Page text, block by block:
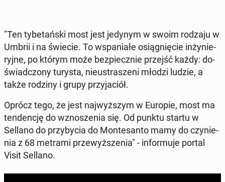
"Ten ty­be­tań­ski most jest jedynym w swoim rodzaju w
Umbrii i na świecie. To wspa­nia­łe osią­gnię­cie in­ży­nie­
ryj­ne, po którym może bez­piecz­nie przejść każdy: do­
świad­czo­ny turysta, nie­ustra­sze­ni młodzi ludzie, a
także rodziny i grupy przy­ja­ciół.
Oprócz tego, że jest naj­wyż­szym w Europie, most ma
ten­den­cję do wzno­sze­nia się. Od punktu startu w
Sellano do przy­by­cia do Mon­te­san­to mamy do czy­nie­
nia z 68 metrami prze­wyż­sze­nia" - in­for­mu­je portal
Visit Sellano.